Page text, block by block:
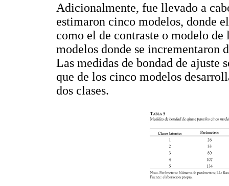
Adicionalmente, fue llevado a
estimaron cinco modelos, donde
como el de contraste o modelo
modelos donde se incrementaron
Las medidas de bondad de ajuste
que de los cinco modelos
dos clases.